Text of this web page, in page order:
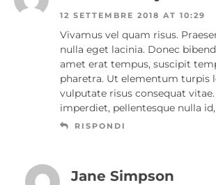
12 SETTEMBRE 2018 AT 10:29
Vivamus vel quam risus.
nulla eget lacinia. Donec
amet erat tempus, suscipit
pharetra. Ut elementum turpis
vulputate risus consequat
imperdiet, pellentesque nulla
RISPONDI
Jane Simpson